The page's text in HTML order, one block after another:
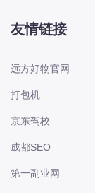
传祺
长丰猎豹
长城
长安
友情链接
远方好物官网
打包机
京东驾校
成都SEO
第一副业网